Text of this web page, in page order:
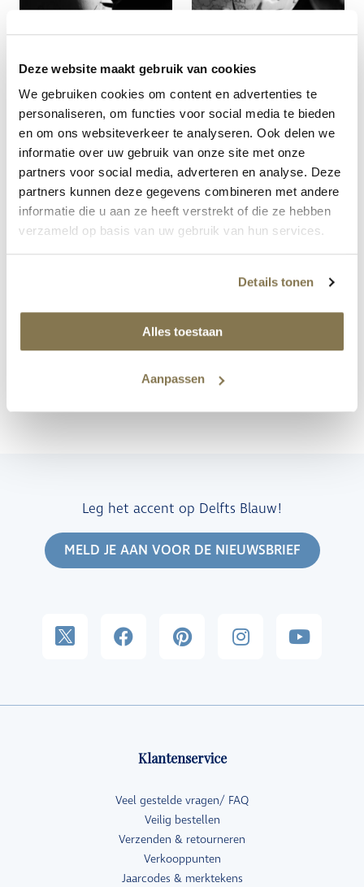
Deze website maakt gebruik van cookies
We gebruiken cookies om content en advertenties te
personaliseren, om functies voor social media te bieden
en om ons websiteverkeer te analyseren. Ook delen we
informatie over uw gebruik van onze site met onze
partners voor social media, adverteren en analyse. Deze
partners kunnen deze gegevens combineren met andere
informatie die u aan ze heeft verstrekt of die ze hebben
verzameld op basis van uw gebruik van hun services.
Details tonen
Alles toestaan
Aanpassen
MELD JE AAN VOOR DE NIEUWSBRIEF
Leg het accent op Delfts Blauw!
Klantenservice
Veel gestelde vragen/ FAQ
Veilig bestellen
Verzenden & retourneren
Verkooppunten
Jaarcodes & merktekens